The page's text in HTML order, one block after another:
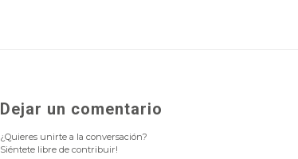
Dejar un comentario
¿Quieres unirte a la conversación?
Siéntete libre de contribuir!